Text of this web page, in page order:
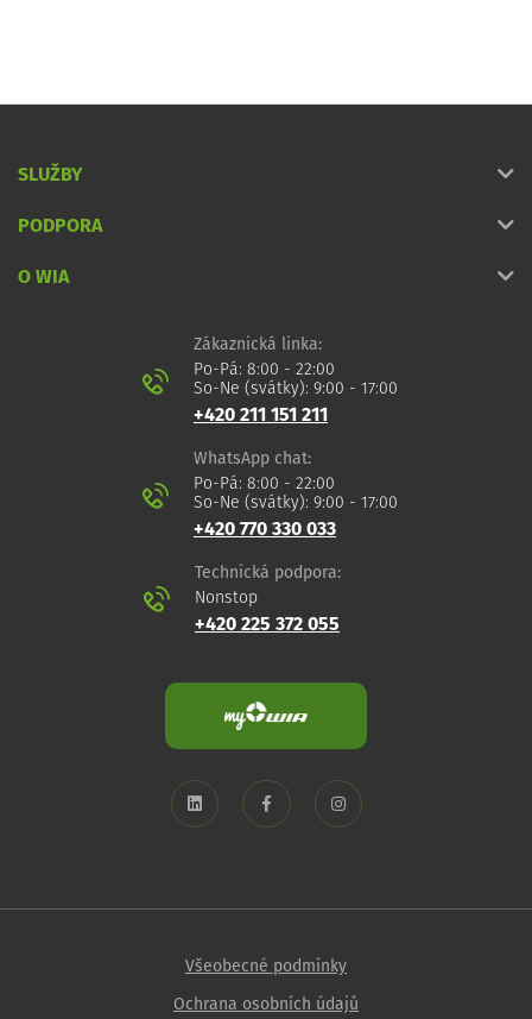
SLUŽBY
PODPORA
O WIA
Zákaznická linka:
Po-Pá: 8:00 - 22:00
So-Ne (svátky): 9:00 - 17:00
+420 211 151 211
WhatsApp chat:
Po-Pá: 8:00 - 22:00
So-Ne (svátky): 9:00 - 17:00
+420 770 330 033
Technická podpora:
Nonstop
+420 225 372 055
Všeobecné podmínky
Ochrana osobních údajů